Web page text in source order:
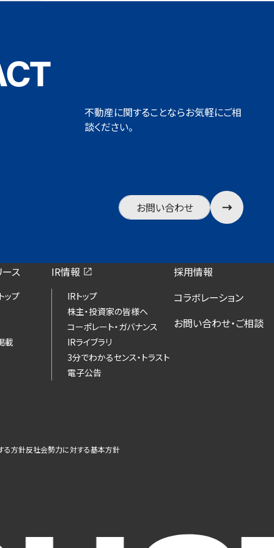
不動産に関することならお気軽にご相
談ください。
お問い合わせ
ース
ップ
載
IR情報
IRトップ
株主・投資家の皆様へ
コーポレート・ガバナンス
IRライブラリ
3分でわかるセンス・トラスト
電子公告
採用情報
コラボレーション
お問い合わせ・ご相談
る方針反社会勢力に対する基本方針